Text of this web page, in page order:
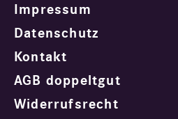
Impressum
Datenschutz
Kontakt
AGB doppeltgut
Widerrufsrecht